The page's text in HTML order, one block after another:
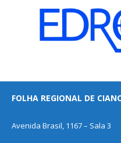
FOLHA REGIONAL DE
Avenida Brasil, 1167 – Sala 3